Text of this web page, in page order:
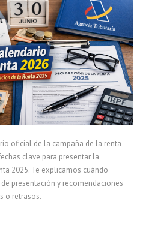
oficial de la campaña de la renta
clave para presentar la
2025. Te explicamos cuándo
presentación y recomendaciones
o retrasos.